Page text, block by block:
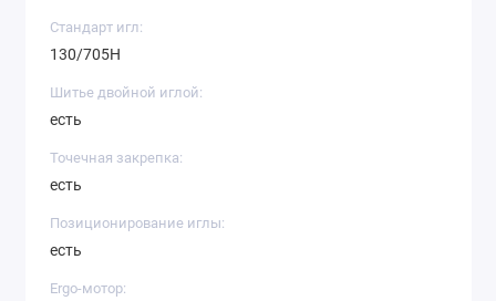
Стандарт игл:
130/705H
Шитье двойной иглой:
есть
Точечная закрепка:
есть
Позиционирование иглы:
есть
Ergo-мотор: